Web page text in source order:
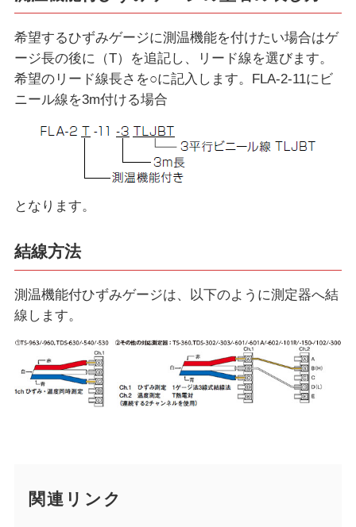
希望するひずみゲージに測温機能を付けたい場合はゲ
ージ長の後に（T）を追記し、リード線を選びます。
希望のリード線長さを○に記入します。FLA-2-11にビ
ニール線を3m付ける場合
となります。
結線方法
測温機能付ひずみゲージは、以下のように測定器へ結
線します。
関連リンク